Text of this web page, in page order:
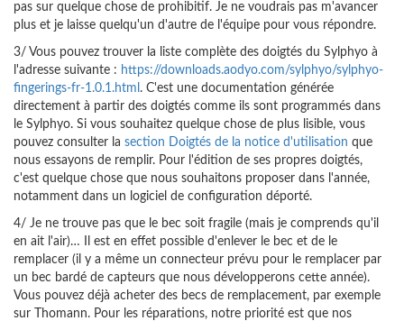
pas sur quelque chose de prohibitif. Je ne voudrais pas m'avancer
plus et je laisse quelqu'un d'autre de l'équipe pour vous répondre.
3/ Vous pouvez trouver la liste complète des doigtés du Sylphyo à
l'adresse suivante : https://downloads.aodyo.com/sylphyo/sylphyo-
fingerings-fr-1.0.1.html . C'est une documentation générée
directement à partir des doigtés comme ils sont programmés dans
le Sylphyo. Si vous souhaitez quelque chose de plus lisible, vous
pouvez consulter la section Doigtés de la notice d'utilisation que
nous essayons de remplir. Pour l'édition de ses propres doigtés,
c'est quelque chose que nous souhaitons proposer dans l'année,
notamment dans un logiciel de configuration déporté.
4/ Je ne trouve pas que le bec soit fragile (mais je comprends qu'il
en ait l'air)… Il est en effet possible d'enlever le bec et de le
remplacer (il y a même un connecteur prévu pour le remplacer par
un bec bardé de capteurs que nous développerons cette année).
Vous pouvez déjà acheter des becs de remplacement, par exemple
sur Thomann. Pour les réparations, notre priorité est que nos